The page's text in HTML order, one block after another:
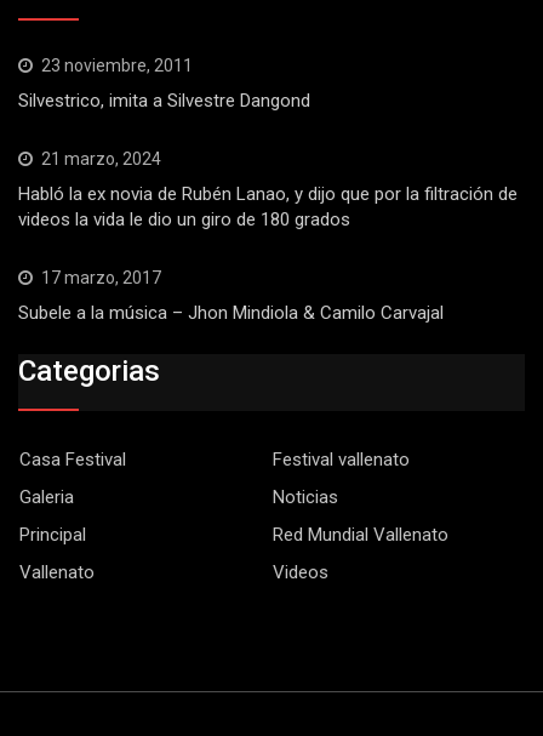
23 noviembre, 2011
Silvestrico, imita a Silvestre Dangond
21 marzo, 2024
Habló la ex novia de Rubén Lanao, y dijo que por la filtración de
videos la vida le dio un giro de 180 grados
17 marzo, 2017
Subele a la música – Jhon Mindiola & Camilo Carvajal
Categorias
Casa Festival
Festival vallenato
Galeria
Noticias
Principal
Red Mundial Vallenato
Vallenato
Videos